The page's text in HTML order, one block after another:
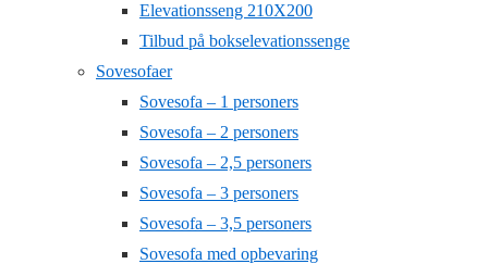
Elevationsseng 210X200
Tilbud på bokselevationssenge
Sovesofaer
Sovesofa – 1 personers
Sovesofa – 2 personers
Sovesofa – 2,5 personers
Sovesofa – 3 personers
Sovesofa – 3,5 personers
Sovesofa med opbevaring